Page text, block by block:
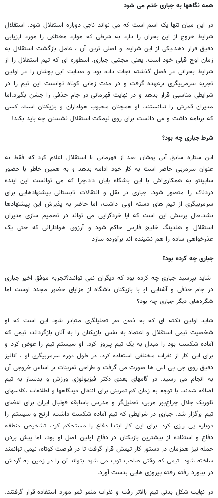
همه نگاهها به جباری ختم می شود
در این میان تنها یک اسم است که می تواند ناجی دوباره استقلال شود. استقلال
شرایط خروج از این بحران را دارد به شرطی که موارد مختلفی را مورد ارزیابی
دقیق قرار دهد.یکی از این شرایط و اصلی ترین آن ، عامل بازگشت استقلال به
زمان اوج قبلی خود است. یعنی مجتبی جباری. اسطوره ای که تیم استقلال را از
شرایط بحرانی در فصل گذشته نجات داده بود و هدایت آبی پوشان را در اولین
تجربه سرمربیگری برعهده گرفت و در مدت زمانی کوتاه توانست این تیم را در
شرایطی مناسبی قرار بدهد و در نهایت قهرمانی در جام حذفی را جشن بگیرد.اما
مدیران قدرش را ندانستند. او همچنان محبوب هواداران و بازیکنان است. کسی
که برنامه داشت و می دانست برای روی نیمکت استقلال نشستن چه باید بکند!
شرط جباری چه بود؟
این ستاره سابق آبی پوشان بعد از قهرمانی با استقلال اعلام کرد که فقط به
عنوان سرمربی حاضر است به کار خود ادامه بدهد و به همین خاطر با حضور
ساپینتو به همکاری‌اش با این باشگاه پایان داد.چرا که می توانست این آینده
دردناک را متصور شود. جباری در نقل و انتقالات تابستانی پیشنهادهایی برای
سرمربیگری از تیم های دسته اولی داشت، اما حاضر به پذیرش این پیشنهادها
نشد.حال پرسش این است که آیا خردگرایی می تواند در تصمیم سازی مدیران
استقلال و هلدینگ خلیج فارس حاکم شود و آرزوی هوادارانی که حتی یک
عذرخواهی ساده را هم نشینده اند برآورده سازد.
جباری چه کرده بود؟
شاید بپرسید جباری چه کرده بود که دیگران نمی توانند؟تجربه موفق اخیر جباری
در جام حذفی و آشنایی او با بازیکنان باشگاه از مزایای حضور مجدد اوست اما
شگردهای دیگر جباری چه بود؟
شاید اولین نکته ای که به ذهن هر تحلیلگری متبادر شود این است که او
شخصیت تیمی استقلال و اعتماد به نفس بازیکنان را به آنان بازگرداند، تیمی که
آماده شکست بود را مبدل به یک تیم پیروز کرد. او سیستم تیم را عوض کرد و
برای این کار از نفرات مختلفی استفاده کرد. در طول دوره سرمربیگری او ، آنالیز
دقیق روی جی پی اس ها صورت می گرفت و طراحی تمرینات بر اساس خروجی آن
به انجام می رسید. در گامهای بعدی دکتر فیزیولوژی ورزش و بدنساز به تیم
اضافه شدند. با توجه به زمان کم تمرینی برای انتقال دیدگاهها و اطلاعات ،کلاسهای
تئوریک جلال چراغ‌پور مربی، تحلیل‌گر و مدرس باسابقه فوتبال ایران برای اعضای
تیم برگزار شد. جباری در شرایطی که تیم آماده شکست داشت، ارنج و سیستم را
دوباره پی ریزی کرد. برای این کار ابتدا دفاع را مستحکم کرد، تشخیص منطقه
دفاع و استفاده از بیشترین بازیکنان در دفاع اولین اصل او بود، اما پیش بردن
حمله نیز همزمان در دستور کار تیمش قرار گرفت تا در فرصت کوتاه، تیمی توانمند
ساخته شود. تیمی که وقتی صاحب توپ می شود بتواند آن را در زمین به گردش
در بیاورد رفته رفته پیروزی هایی بدست آورد.
در نهایت شکل بدنی تیم بالاتر رفت و نفرات مثمر ثمر مورد استفاده قرار گرفتند.